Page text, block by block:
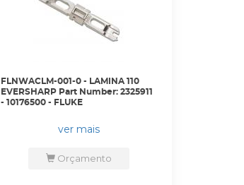
FLNWACLM-001-0 - LAMINA 110
EVERSHARP Part Number: 2325911
- 10176500 - FLUKE
ver mais
Orçamento